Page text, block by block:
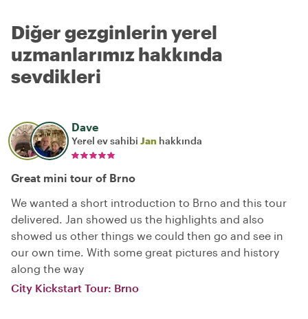
Diğer gezginlerin yerel
uzmanlarımız hakkında
sevdikleri
Dave
Yerel ev sahibi Jan hakkında
Great mini tour of Brno
We wanted a short introduction to Brno and this tour
delivered. Jan showed us the highlights and also
showed us other things we could then go and see in
our own time. With some great pictures and history
along the way
City Kickstart Tour: Brno